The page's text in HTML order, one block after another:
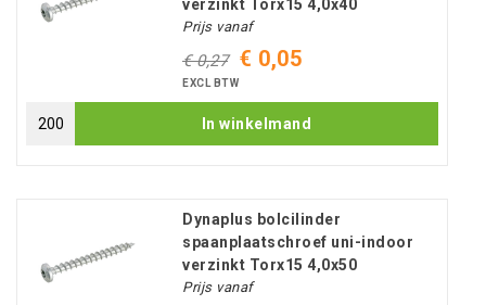
verzinkt Torx15 4,0x40
Prijs vanaf
€ 0,27 € 0,05
EXCL BTW
In winkelmand
Dynaplus bolcilinder
spaanplaatschroef uni-indoor
verzinkt Torx15 4,0x50
Prijs vanaf